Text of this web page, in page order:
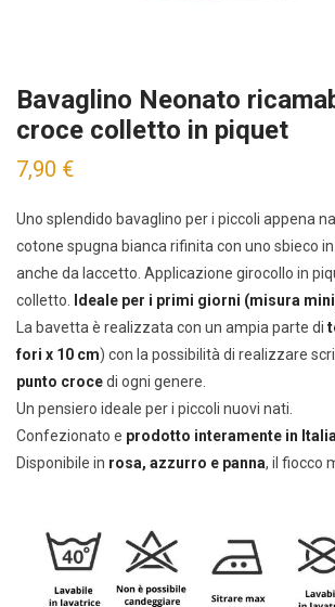
Bavaglino Neonato
croce colletto in piquet
7,90 €
Uno splendido bavaglino per i piccoli appena
cotone spugna bianca rifinita con uno sbieco
anche da laccetto. Applicazione girocollo in
colletto.
Ideale per i primi giorni (misura
La bavetta è realizzata con un ampia parte di
fori x 10 cm) con la possibilità di realizzare
punto crocedi ogni genere.
Un pensiero ideale per i piccoli nuovi nati.
Confezionato e prodotto interamente in Italia
Disponibile in rosa, azzurro e panna, il fiocco